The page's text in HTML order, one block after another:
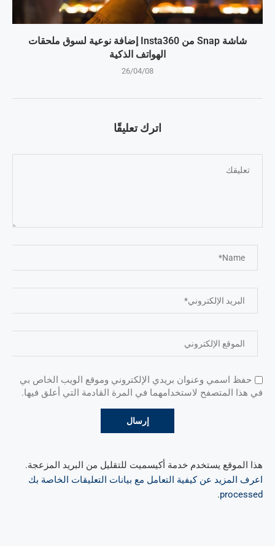
شاشة Snap من Insta360 إضافة نوعية لسوق ملحقات
الهواتف الذكية
26/04/08
اترك تعليقًا
حفظ اسمي وعنوان بريدي الإلكتروني وموقع الويب الخاص بي
في هذا المتصفح لاستخدامهما في المرة القادمة التي أعلق فيها.
هذا الموقع يستخدم خدمة أكيسميت للتقليل من البريد المزعجة.
اعرف المزيد عن كيفية التعامل مع بيانات التعليقات الخاصة بك
processed
.